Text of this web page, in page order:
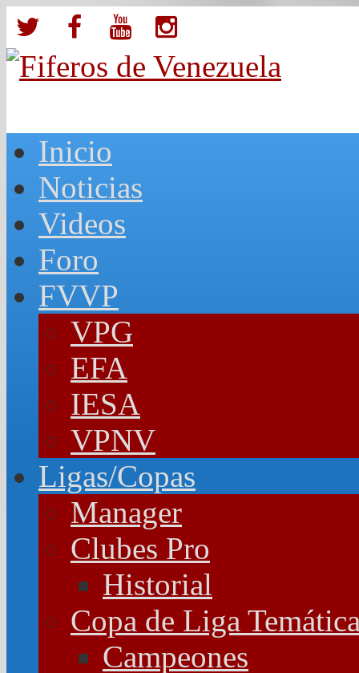
Inicio
Noticias
Videos
Foro
FVVP
VPG
EFA
IESA
VPNV
Ligas/Copas
Manager
Clubes Pro
Historial
Copa de Liga
Campeones